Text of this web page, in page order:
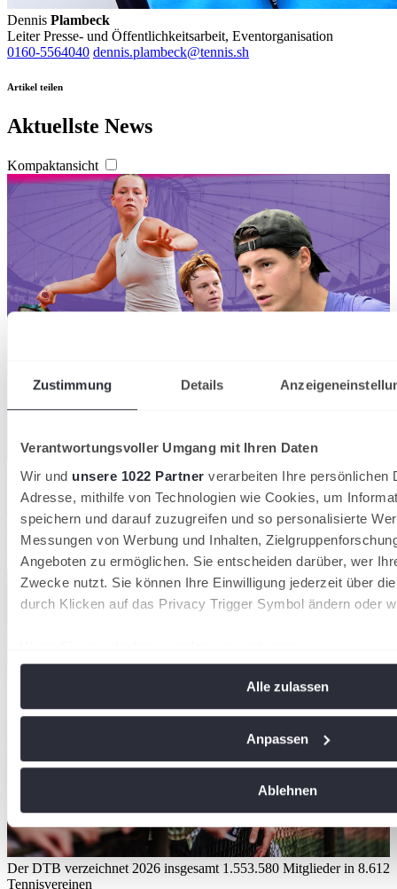
Zustimmung Details
Verantwortungsvoller Umgang mit Ihren Daten
Wir und unsere 1022 Partner verarbeiten Ihre persönlichen
Adresse, mithilfe von Technologien wie Cookies, um
speichern und darauf zuzugreifen und so personalisierte
Messungen von Werbung und Inhalten,
Angeboten zu ermöglichen. Sie entscheiden darüber, wer
Zwecke nutzt. Sie können Ihre Einwilligung jederzeit über
durch Klicken auf das Privacy Trigger Symbol ändern oder
Ihr Gerät durch aktives Scannen nach bestimmten
Erfahren Sie mehr darüber, wie Ihre persönlichen Daten
soziale Medien anbieten zu können und die Zugriffe auf
analysieren. Außerdem geben wir Informationen zu Ihrer
Alle zulassen
Anpassen
Ablehnen
Dennis Plambeck
Leiter Presse- und Öffentlichkeitsarbeit, Eventorganisation
0160-5564040 dennis.plambeck@tennis.sh
Artikel teilen
Aktuellste News
Kompaktansicht
07/08/2026
Hamburg Ladies & Gents Cup: Wildcards für
zahlreiche deutsche Nachwuchshoffnungen
Tennisverband Schleswig-Holstein
Der DTB verzeichnet 2026 insgesamt 1.553.580 Mitglieder in 8.612
Tennisvereinen